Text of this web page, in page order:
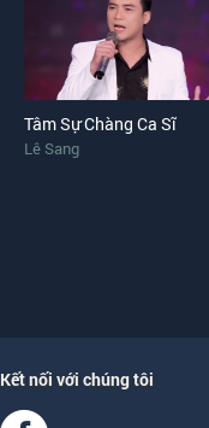
Tâm Sự Chàng Ca Sĩ
Lê Sang
Kết nối với chúng tôi